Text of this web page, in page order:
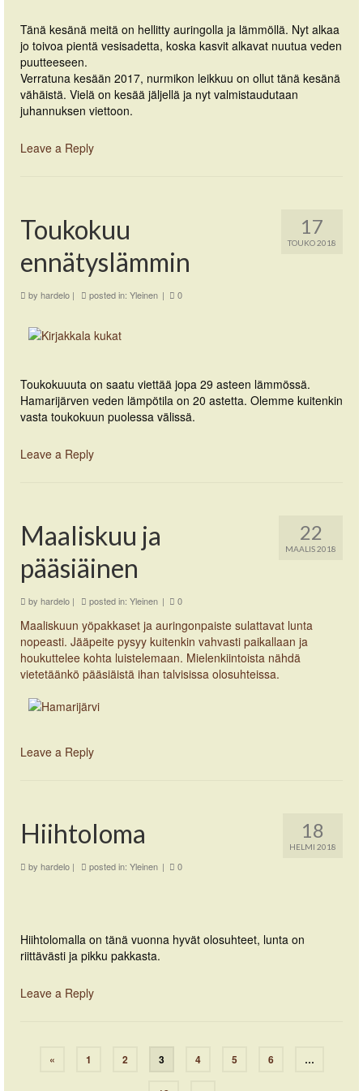
Tänä kesänä meitä on hellitty auringolla ja lämmöllä. Nyt alkaa
jo toivoa pientä vesisadetta, koska kasvit alkavat nuutua veden
puutteeseen.
Verratuna kesään 2017, nurmikon leikkuu on ollut tänä kesänä
vähäistä. Vielä on kesää jäljellä ja nyt valmistaudutaan
juhannuksen viettoon.
Leave a Reply
17
TOUKO 2018
Toukokuu
ennätyslämmin
by hardelo | posted in: Yleinen | 0
Toukokuuuta on saatu viettää jopa 29 asteen lämmössä.
Hamarijärven veden lämpötila on 20 astetta. Olemme kuitenkin
vasta toukokuun puolessa välissä.
Leave a Reply
22
MAALIS 2018
Maaliskuu ja
pääsiäinen
by hardelo | posted in: Yleinen | 0
Maaliskuun yöpakkaset ja auringonpaiste sulattavat lunta
nopeasti. Jääpeite pysyy kuitenkin vahvasti paikallaan ja
houkuttelee kohta luistelemaan. Mielenkiintoista nähdä
vietetäänkö pääsiäistä ihan talvisissa olosuhteissa.
Leave a Reply
18
HELMI 2018
Hiihtoloma
by hardelo | posted in: Yleinen | 0
Hiihtolomalla on tänä vuonna hyvät olosuhteet, lunta on
riittävästi ja pikku pakkasta.
Leave a Reply
« 1 2 3 4 5 6 …